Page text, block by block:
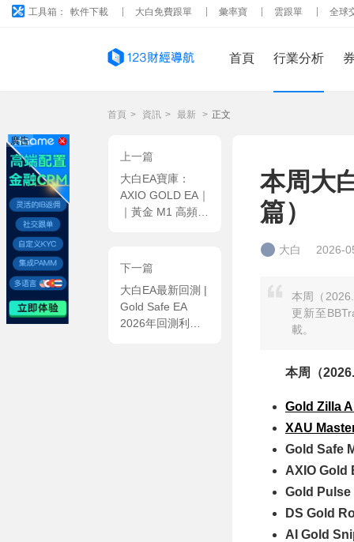
工具箱： 軟件下載 大白免費跟單 彙率寶 雲跟單 全球
首頁 行業分析
首頁 > 資訊 > 最新 > 正文
上一篇
大白EA寶庫：
AXIO GOLD EA｜
｜黃金 M1 高頻量
下一篇
大白EA最新回測 |
Gold Safe EA
2026年回測利潤
本周大
篇）
大白 2026-
本周（
更新至
載。
本周（
Gold Zilla
XAU
Gold Safe
AXIO Gold
Gold Pulse
DS Gold
AI Gold
廣告